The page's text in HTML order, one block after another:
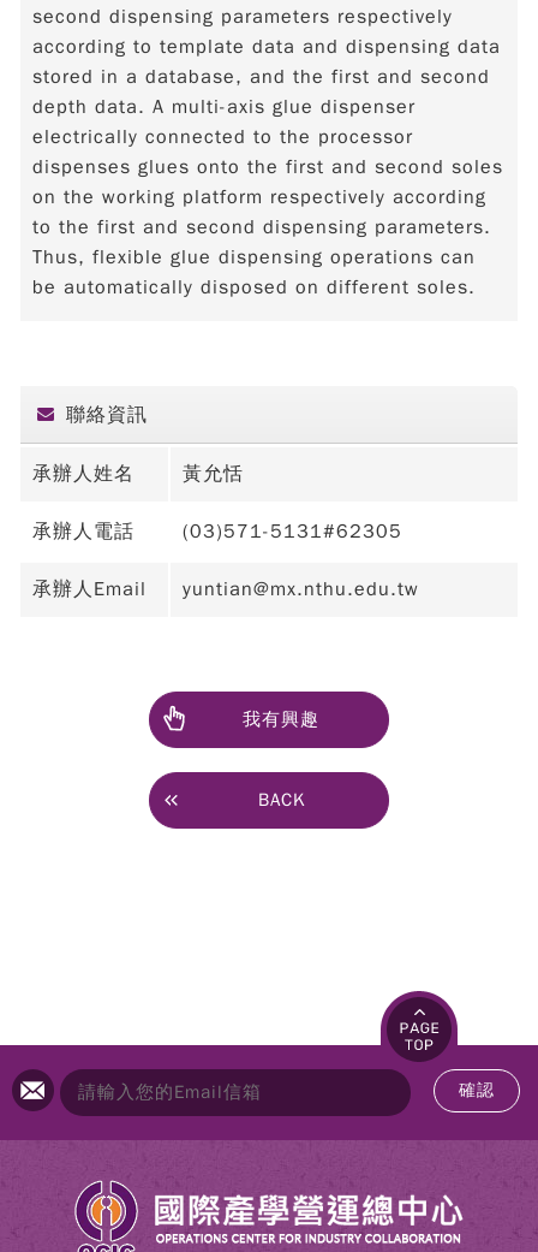
second dispensing parameters respectively
according to template data and dispensing data
stored in a database, and the first and second
depth data. A multi-axis glue dispenser
electrically connected to the processor
dispenses glues onto the first and second soles
on the working platform respectively according
to the first and second dispensing parameters.
Thus, flexible glue dispensing operations can
be automatically disposed on different soles.
聯絡資訊
承辦人姓名 黃允恬
承辦人電話 (03)571-5131#62305
承辦人Email yuntian@mx.nthu.edu.tw
我有興趣
BACK
確認